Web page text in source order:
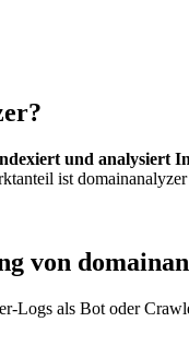
und analysiert
ist
von
Logs als Bot oder